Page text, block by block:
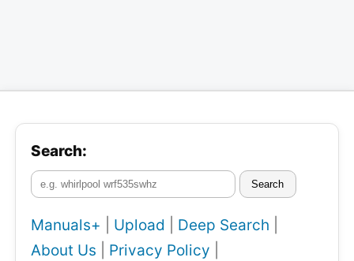
Search:
Search
Manuals+ Upload Deep Search
About Us
Privacy Policy